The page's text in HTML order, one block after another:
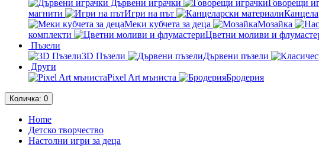
Дървени играчки
Говорещи
магнити
Игри на път
Меки кубчета за деца
Мозайка
комплекти
Цветни моливи и
Пъзели
3D Пъзели
Дървени пъзели
Други
Pixel Art мъниста
Бродерия
Количка: 0
Home
Детско творчество
Настолни игри за деца